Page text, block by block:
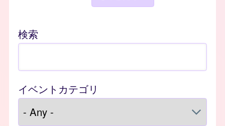
検索
イベントカテゴリ